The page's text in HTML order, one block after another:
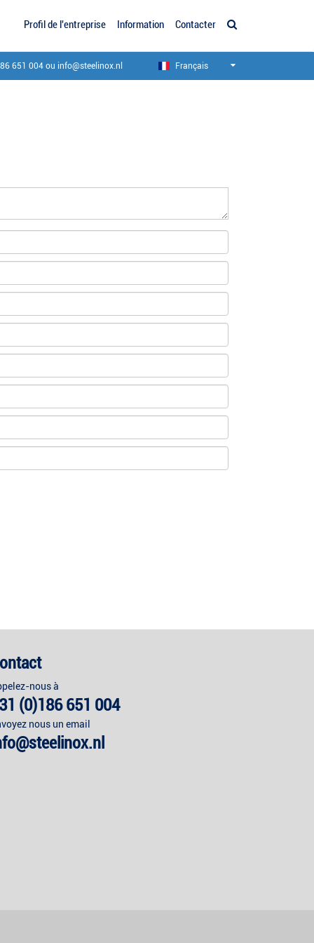
Profil de l'entreprise Information Contacter
651 004 ou info@steelinox.nl Français
nous à
(0)186 651 004
nous un email